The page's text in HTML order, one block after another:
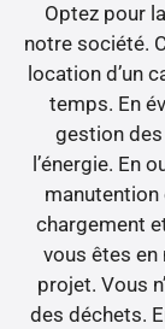
Optez pour
notre société.
location d’un
temps. En
gestion
l’énergie. En
manutention
chargement
vous êtes
projet. Vous
des déchets.